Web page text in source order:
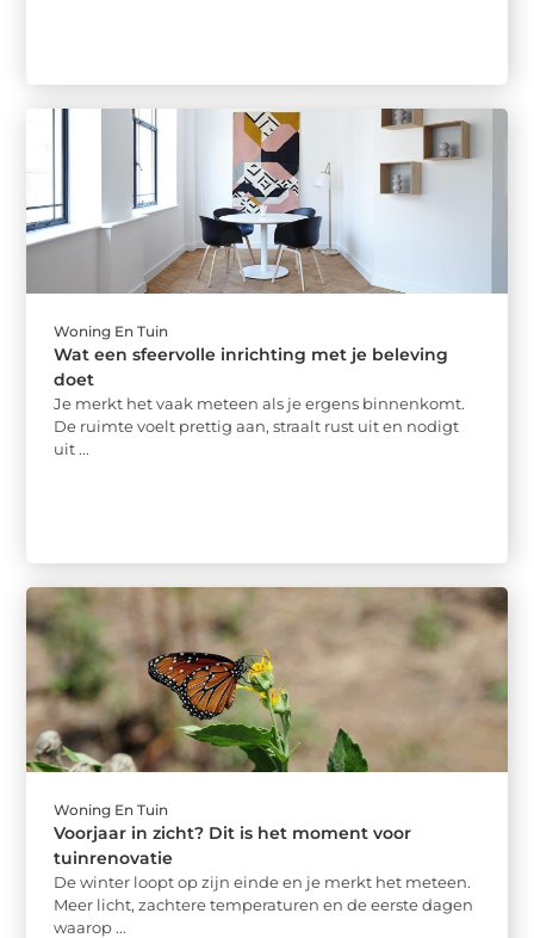
Woning En Tuin
Wat een sfeervolle inrichting met je beleving
doet
Je merkt het vaak meteen als je ergens binnenkomt.
De ruimte voelt prettig aan, straalt rust uit en nodigt
uit ...
Woning En Tuin
Voorjaar in zicht? Dit is het moment voor
tuinrenovatie
De winter loopt op zijn einde en je merkt het meteen.
Meer licht, zachtere temperaturen en de eerste dagen
waarop ...